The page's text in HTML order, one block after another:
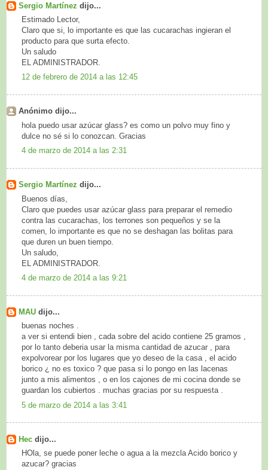
Sergio Martínez dijo...
Estimado Lector,
Claro que si, lo importante es que las cucarachas ingieran el
producto para que surta efecto.
Un saludo
EL ADMINISTRADOR.
12 de febrero de 2014 a las 12:45
Anónimo dijo...
hola puedo usar azúcar glass? es como un polvo muy fino y
dulce no sé si lo conozcan. Gracias
4 de marzo de 2014 a las 2:31
Sergio Martínez dijo...
Buenos días,
Claro que puedes usar azúcar glass para preparar el remedio
contra las cucarachas, los terrones son pequeños y se la
comen, lo importante es que no se deshagan las bolitas para
que duren un buen tiempo.
Un saludo,
EL ADMINISTRADOR.
4 de marzo de 2014 a las 9:21
MAU dijo...
buenas noches .
a ver si entendi bien , cada sobre del acido contiene 25 gramos ,
por lo tanto deberia usar la misma cantidad de azucar , para
expolvorear por los lugares que yo deseo de la casa , el acido
borico ¿ no es toxico ? que pasa si lo pongo en las lacenas
junto a mis alimentos , o en los cajones de mi cocina donde se
guardan los cubiertos . muchas gracias por su respuesta .
5 de marzo de 2014 a las 3:41
Hec dijo...
HOla, se puede poner leche o agua a la mezcla Acido borico y
azucar? gracias